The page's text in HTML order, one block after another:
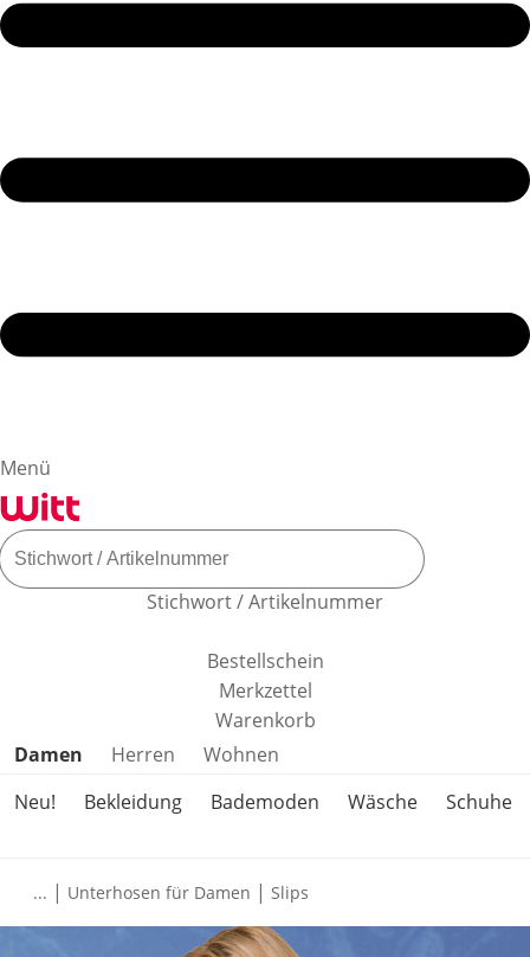
Menü
Stichwort / Artikelnummer
Bestellschein
Merkzettel
Warenkorb
Produktkategorien überspringen
Damen Herren
Wohnen
Neu!
Bekleidung Bademoden Wäsche Schuhe
... | Unterhosen für Damen | Slips